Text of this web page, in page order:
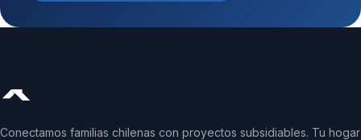
Conectamos familias chilenas con proyectos subsidiables. Tu hogar